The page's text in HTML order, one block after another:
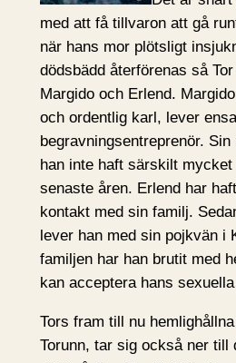
med att få tillvaron att gå
när hans mor plötsligt
dödsbädd återförenas så
Margido och Erlend.
och ordentlig karl, lever
begravningsentreprenör.
han inte haft särskilt
senaste åren. Erlend har
kontakt med sin familj.
lever han med sin pojkvän i
familjen har han brutit med
kan acceptera hans
Tors fram till nu
Torunn, tar sig också ner till